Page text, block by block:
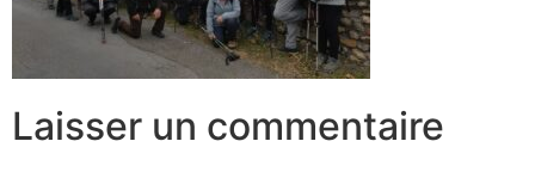
Laisser un commentaire